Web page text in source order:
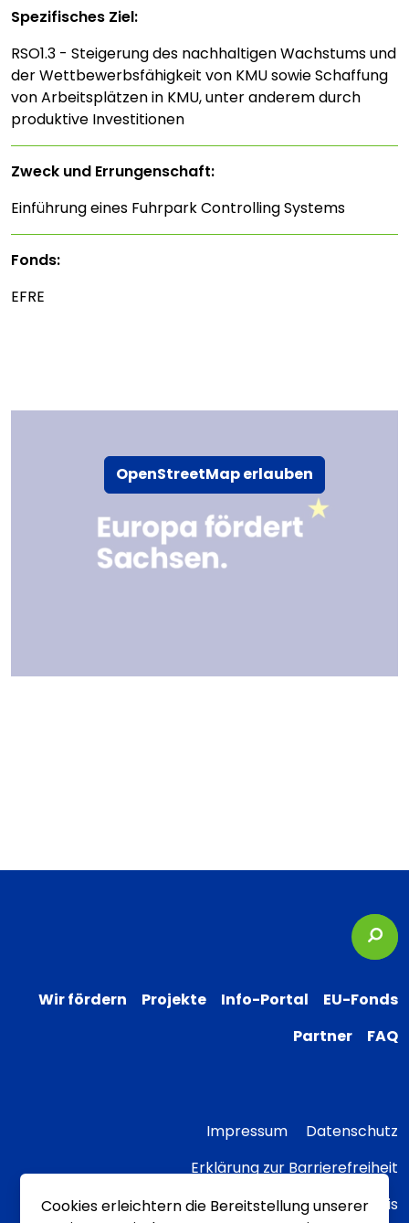
OpenStreetMap erlauben
Spezifisches Ziel:
RSO1.3 - Steigerung des nachhaltigen Wachstums und
der Wettbewerbsfähigkeit von KMU sowie Schaffung
von Arbeitsplätzen in KMU, unter anderem durch
produktive Investitionen
Zweck und Errungenschaft:
Einführung eines Fuhrpark Controlling Systems
Fonds:
EFRE
Wir fördern Projekte Info-Portal
EU-Fonds
Partner
FAQ
Impressum
Datenschutz
Erklärung zur Barrierefreiheit
Transparenzhinweis
Cookies erleichtern die Bereitstellung unserer